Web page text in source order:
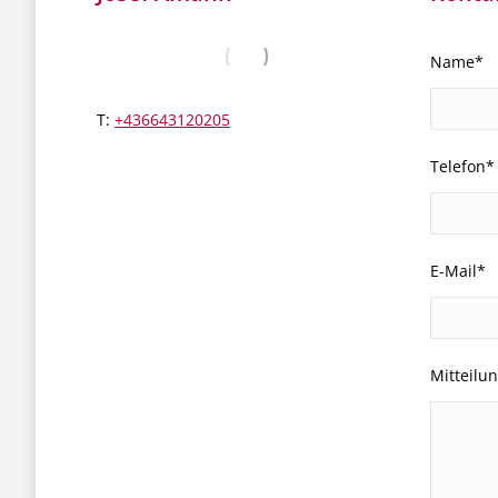
T: +436643120205
Name*
Telefon*
E-Mail*